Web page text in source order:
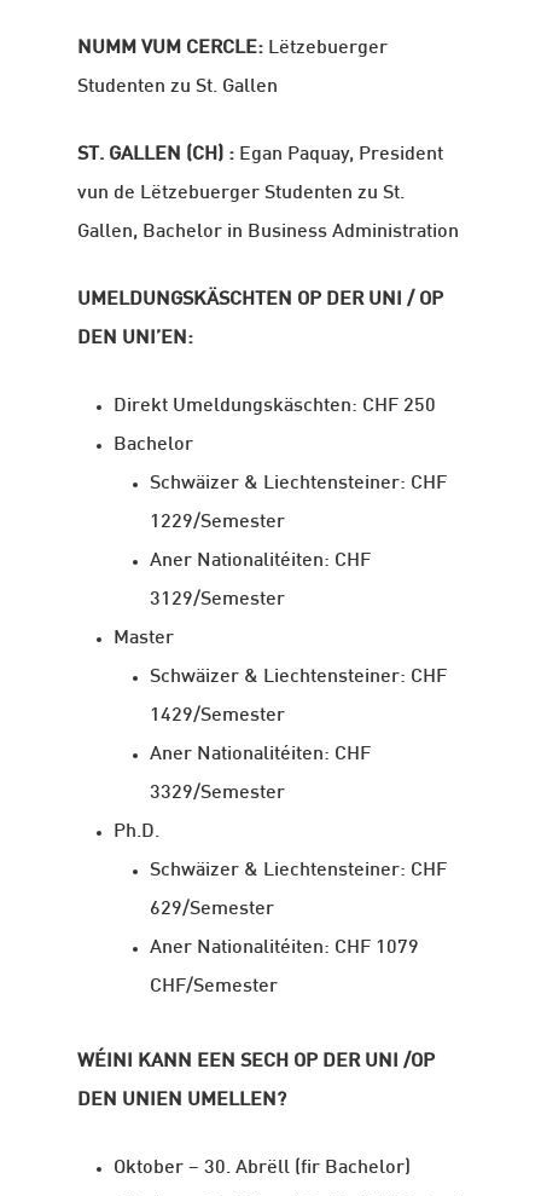
NUMM VUM CERCLE: Lëtzebuerger
Studenten zu St. Gallen
ST. GALLEN (CH) : Egan Paquay, President
vun de Lëtzebuerger Studenten zu St.
Gallen, Bachelor in Business Administration
UMELDUNGSKÄSCHTEN OP DER UNI / OP
DEN UNI’EN:
Direkt Umeldungskäschten: CHF 250
Bachelor
Schwäizer & Liechtensteiner: CHF
1229/Semester
Aner Nationalitéiten: CHF
3129/Semester
Master
Schwäizer & Liechtensteiner: CHF
1429/Semester
Aner Nationalitéiten: CHF
3329/Semester
Ph.D.
Schwäizer & Liechtensteiner: CHF
629/Semester
Aner Nationalitéiten: CHF 1079
CHF/Semester
WÉINI KANN EEN SECH OP DER UNI /OP
DEN UNIEN UMELLEN?
Oktober – 30. Abrëll (fir Bachelor)